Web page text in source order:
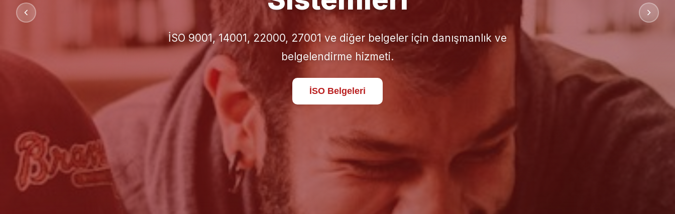
İşletmeniz için doğru İSO standardını seçin; süreçlerinizi uluslararası
standartlara taşıyın.